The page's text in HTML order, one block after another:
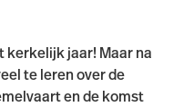
kerkelijk jaar! Maar na
te leren over de
en de komst